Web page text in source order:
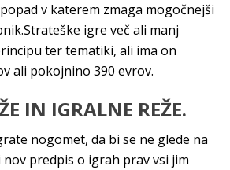
v katerem zmaga mogočnejši
igre več ali manj
ter tematiki, ali ima on
ali pokojnino 390 evrov.
IN IGRALNE REŽE.
nogomet, da bi se ne glede na
predpis o igrah prav vsi jim